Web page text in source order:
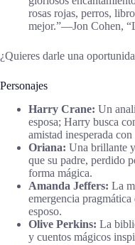
rosas rojas, perros,
mejor.”―Jon Cohen,
¿Quieres darle una
Personajes
Harry Crane: Un
esposa; Harry busca
amistad inesperada
Oriana: Una brillante
que su padre, perdido
forma mágica.
Amanda Jeffers: La
emergencia
esposo.
Olive Perkins: La
y cuentos mágicos